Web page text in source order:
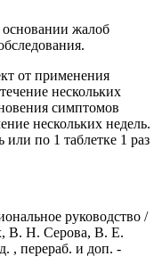
жалоб
от применения
нескольких
симптомов
нескольких недель.
по 1 таблетке 1 раз
руководство /
В. Н. Серова, В. Е.
, перераб. и доп. -